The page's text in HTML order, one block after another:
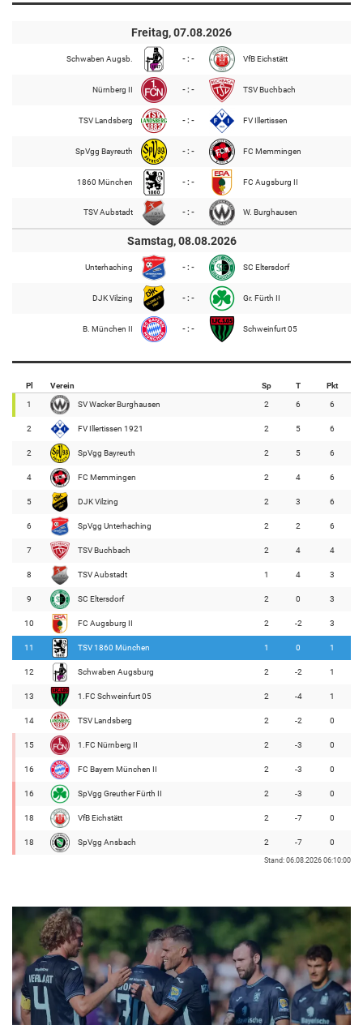
Freitag, 07.08.2026
Schwaben Augsb. - : - VfB Eichstätt
Nürnberg II - : - TSV Buchbach
TSV Landsberg - : - FV Illertissen
SpVgg Bayreuth - : - FC Memmingen
1860 München - : - FC Augsburg II
TSV Aubstadt - : - W. Burghausen
Samstag, 08.08.2026
Unterhaching - : - SC Eltersdorf
DJK Vilzing - : - Gr. Fürth II
B. München II - : - Schweinfurt 05
Pl Verein Sp T Pkt
1 SV Wacker Burghausen 2 6 6
2 FV Illertissen 1921 2 5 6
2 SpVgg Bayreuth 2 5 6
4 FC Memmingen 2 4 6
5 DJK Vilzing 2 3 6
6 SpVgg Unterhaching 2 2 6
7 TSV Buchbach 2 4 4
8 TSV Aubstadt 1 4 3
9 SC Eltersdorf 2 0 3
10 FC Augsburg II 2 -2 3
11 TSV 1860 München 1 0 1
12 Schwaben Augsburg 2 -2 1
13 1.FC Schweinfurt 05 2 -4 1
14 TSV Landsberg 2 -2 0
15 1.FC Nürnberg II 2 -3 0
16 FC Bayern München II 2 -3 0
16 SpVgg Greuther Fürth II 2 -3 0
18 VfB Eichstätt 2 -7 0
18 SpVgg Ansbach 2 -7 0
Stand: 06.08.2026 06:10:00